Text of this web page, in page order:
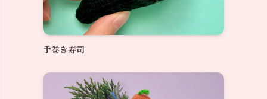
手巻き寿司